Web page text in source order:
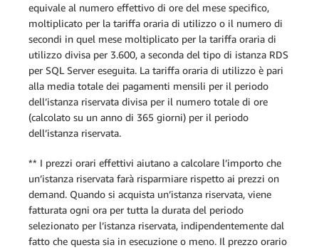
equivale al numero effettivo di ore del mese specifico,
moltiplicato per la tariffa oraria di utilizzo o il numero di
secondi in quel mese moltiplicato per la tariffa oraria di
utilizzo divisa per 3.600, a seconda del tipo di istanza RDS
per SQL Server eseguita. La tariffa oraria di utilizzo è pari
alla media totale dei pagamenti mensili per il periodo
dell’istanza riservata divisa per il numero totale di ore
(calcolato su un anno di 365 giorni) per il periodo
dell’istanza riservata.
** I prezzi orari effettivi aiutano a calcolare l’importo che
un’istanza riservata farà risparmiare rispetto ai prezzi on
demand. Quando si acquista un’istanza riservata, viene
fatturata ogni ora per tutta la durata del periodo
selezionato per l’istanza riservata, indipendentemente dal
fatto che questa sia in esecuzione o meno. Il prezzo orario